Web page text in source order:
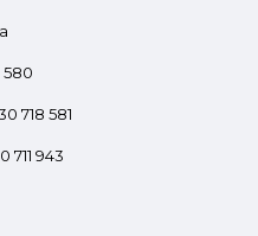
580
718 581
711 943